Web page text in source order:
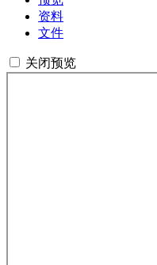
资料
文件
关闭预览